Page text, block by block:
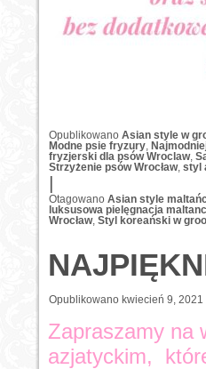
Opublikowano Asian style w
Modne psie fryzury,
fryzjerski dla psów Wroclaw,
Strzyżenie psów Wrocław, styl
|
Otagowano Asian style
luksusowa pielęgnacja
Wrocław, Styl koreański w
Opublikowano kwiecień 9, 2021
Zapraszamy na
azjatyckim,